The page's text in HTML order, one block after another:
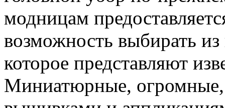
модницам
возможность выбирать из
которое представляют
Миниатюрные, огромные,